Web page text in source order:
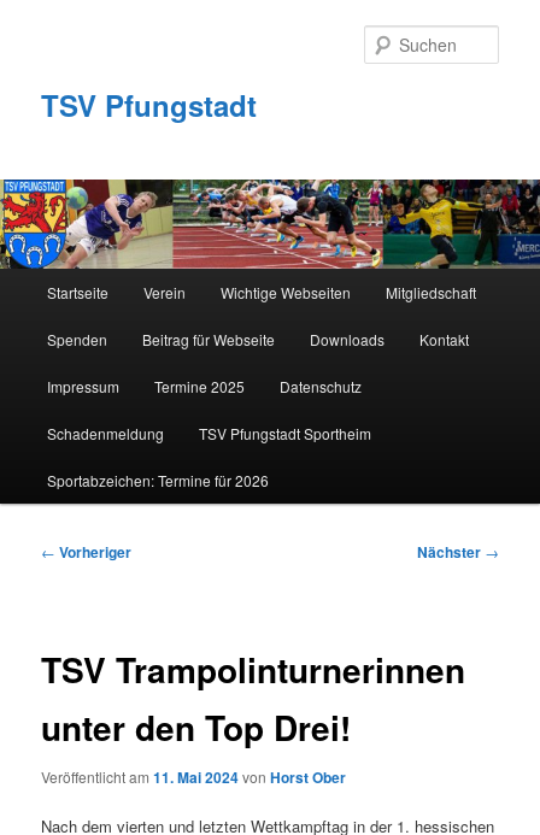
TSV Pfungstadt
Startseite Verein Wichtige Webseiten Mitgliedschaft
Spenden Beitrag für Webseite Downloads Kontakt
Impressum Termine 2025 Datenschutz
Schadenmeldung TSV Pfungstadt Sportheim
Sportabzeichen: Termine für 2026
Beitragsnavigation
← Vorheriger Nächster →
TSV Trampolinturnerinnen
unter den Top Drei!
Veröffentlicht am11. Mai 2024vonHorst Ober
Nach dem vierten und letzten Wettkampftag in der 1. hessischen